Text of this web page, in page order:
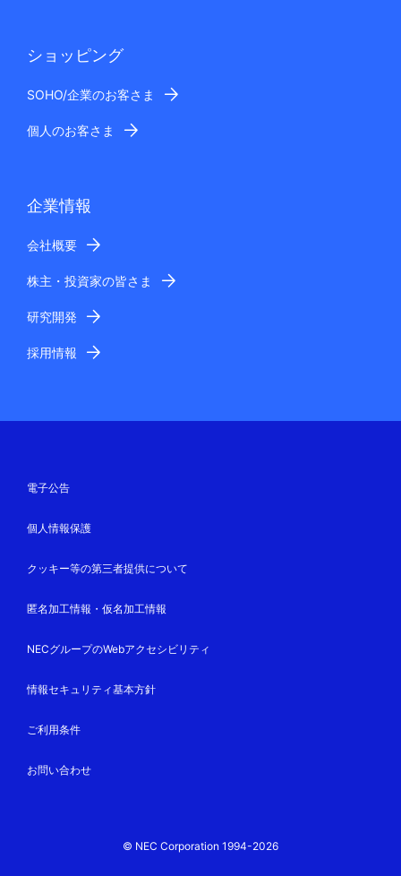
ショッピング
SOHO/企業のお客さま
個人のお客さま
企業情報
会社概要
株主・投資家の皆さま
研究開発
採用情報
電子公告
個人情報保護
クッキー等の第三者提供について
匿名加工情報・仮名加工情報
NECグループのWebアクセシビリティ
情報セキュリティ基本方針
ご利用条件
お問い合わせ
© NEC Corporation 1994-2026